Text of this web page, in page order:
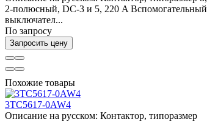
2-полюсный, DC-3 и 5, 220 A Вспомогательный
выключател...
По запросу
Запросить цену
Похожие товары
3TC5617-0AW4
Описание на русском: Контактор, типоразмер